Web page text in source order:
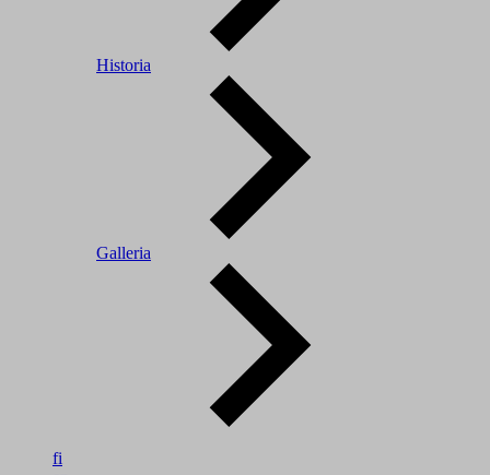
Historia
Galleria
fi